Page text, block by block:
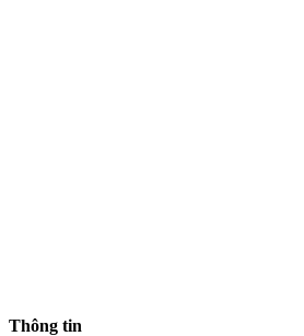
Thông tin